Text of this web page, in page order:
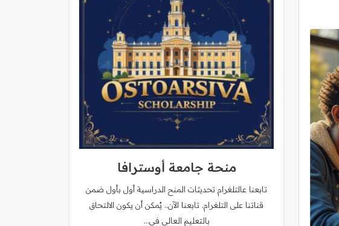
منحة جامعة أوسترافا
تابعنا عالتلغرام تحديثات المنح الدراسية أول بأول ضمن
قناتنا على التلغرام. تابعنا الآن.. يُمكن أن يكون الالتحاق
بالتعليم العالي في…